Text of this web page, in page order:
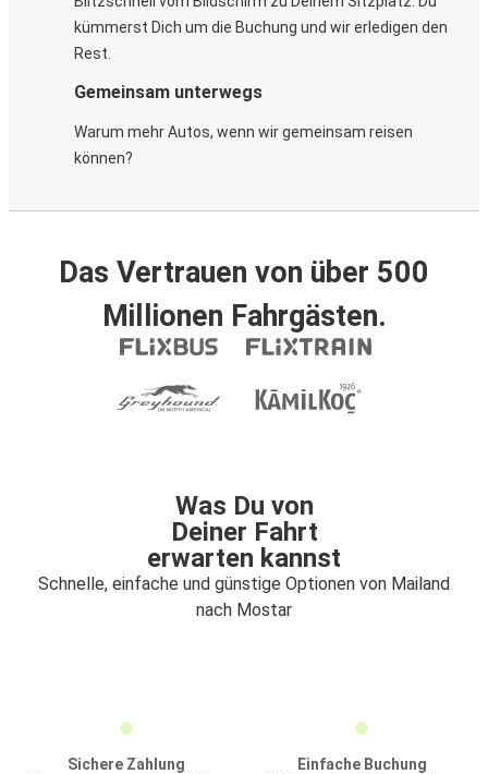
kümmerst Dich um die Buchung und wir erledigen den
Rest.
Gemeinsam unterwegs
Warum mehr Autos, wenn wir gemeinsam reisen
können?
Das Vertrauen von über 500
Millionen Fahrgästen.
Was Du von
Deiner Fahrt
erwarten kannst
Schnelle, einfache und günstige Optionen von Mailand
nach Mostar
Sichere Zahlung
Einfache Buchung